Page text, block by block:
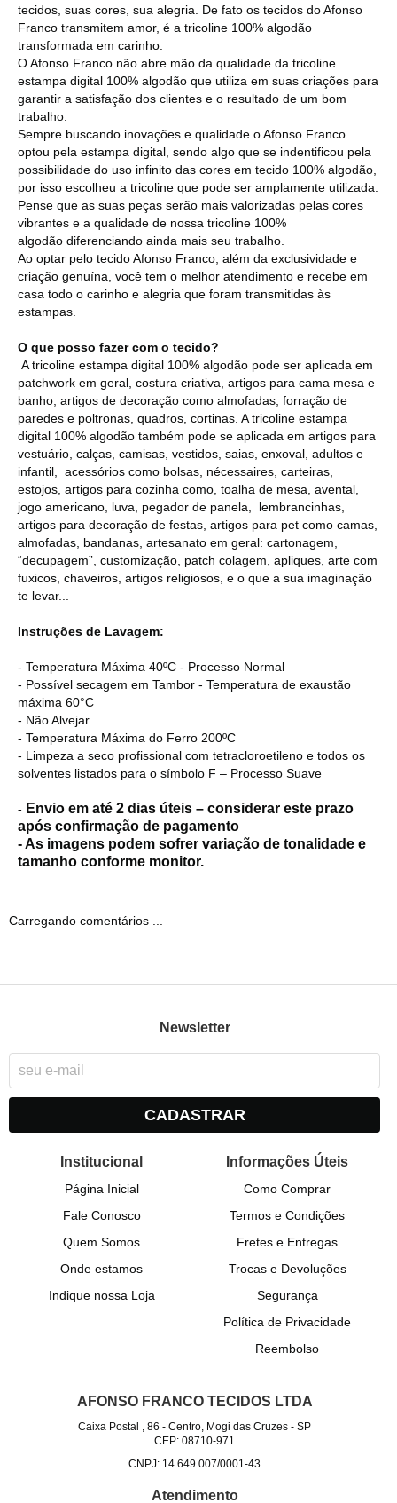
tecidos, suas cores, sua alegria. De fato os tecidos do Afonso
Franco transmitem amor, é a tricoline 100% algodão
transformada em carinho.
O Afonso Franco não abre mão da qualidade da tricoline
estampa digital 100% algodão que utiliza em suas criações para
garantir a satisfação dos clientes e o resultado de um bom
trabalho.
Sempre buscando inovações e qualidade o Afonso Franco
optou pela estampa digital, sendo algo que se indentificou pela
possibilidade do uso infinito das cores em tecido 100% algodão,
por isso escolheu a tricoline que pode ser amplamente utilizada.
Pense que as suas peças serão mais valorizadas pelas cores
vibrantes e a qualidade de nossa tricoline 100%
algodão diferenciando ainda mais seu trabalho.
Ao optar pelo tecido Afonso Franco, além da exclusividade e
criação genuína, você tem o melhor atendimento e recebe em
casa todo o carinho e alegria que foram transmitidas às
estampas.
O que posso fazer com o tecido?
A tricoline estampa digital 100% algodão pode ser aplicada em
patchwork em geral, costura criativa, artigos para cama mesa e
banho, artigos de decoração como almofadas, forração de
paredes e poltronas, quadros, cortinas. A tricoline estampa
digital 100% algodão também pode se aplicada em artigos para
vestuário, calças, camisas, vestidos, saias, enxoval, adultos e
infantil, acessórios como bolsas, nécessaires, carteiras,
estojos, artigos para cozinha como, toalha de mesa, avental,
jogo americano, luva, pegador de panela, lembrancinhas,
artigos para decoração de festas, artigos para pet como camas,
almofadas, bandanas, artesanato em geral: cartonagem,
“decupagem”, customização, patch colagem, apliques, arte com
fuxicos, chaveiros, artigos religiosos, e o que a sua imaginação
te levar...
Instruções de Lavagem:
- Temperatura Máxima 40ºC - Processo Normal
- Possível secagem em Tambor - Temperatura de exaustão
máxima 60°C
- Não Alvejar
- Temperatura Máxima do Ferro 200ºC
- Limpeza a seco profissional com tetracloroetileno e todos os
solventes listados para o símbolo F – Processo Suave
- Envio em até 2 dias úteis – considerar este prazo
após confirmação de pagamento
- As imagens podem sofrer variação de tonalidade e
tamanho conforme monitor.
Carregando comentários ...
Newsletter
CADASTRAR
Institucional
Página Inicial
Fale Conosco
Quem Somos
Onde estamos
Indique nossa Loja
Informações Úteis
Como Comprar
Termos e Condições
Fretes e Entregas
Trocas e Devoluções
Segurança
Política de Privacidade
Reembolso
AFONSO FRANCO TECIDOS LTDA
Caixa Postal , 86 -Centro, Mogi das Cruzes -SP
CEP: 08710-971
CNPJ: 14.649.007/0001-43
Atendimento